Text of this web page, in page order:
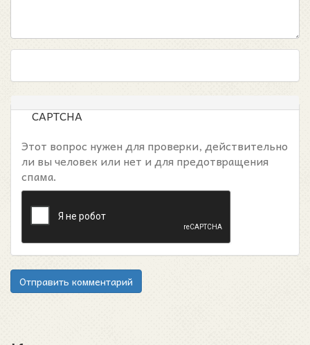
CAPTCHA
Этот вопрос нужен для проверки, действительно
ли вы человек или нет и для предотвращения
спама.
Отправить комментарий